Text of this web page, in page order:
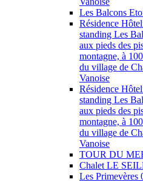
Les Balcons
Résidence
standing Les
aux pieds des
montagne, à
du village de
Vanoise
Résidence
standing Les
aux pieds des
montagne, à
du village de
Vanoise
TOUR DU
Chalet LE
Les Primevères